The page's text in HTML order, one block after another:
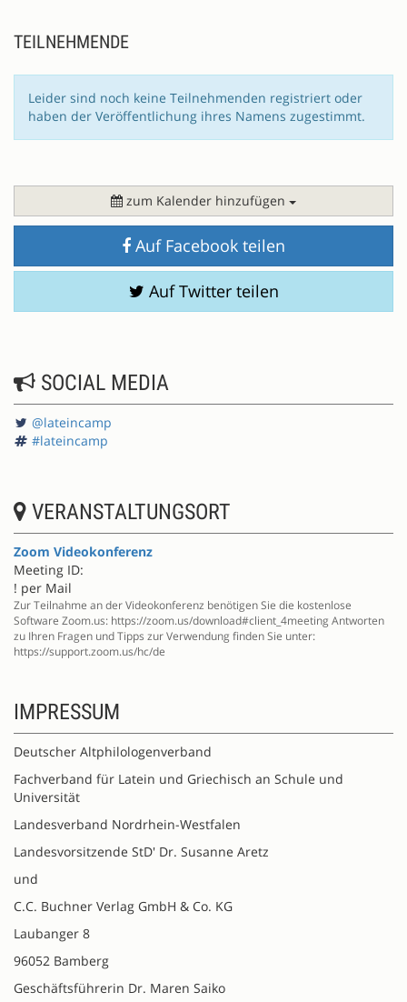
TEILNEHMENDE
Leider sind noch keine Teilnehmenden registriert oder
haben der Veröffentlichung ihres Namens zugestimmt.
zum Kalender hinzufügen
Auf Facebook teilen
Auf Twitter teilen
SOCIAL MEDIA
@lateincamp
#lateincamp
VERANSTALTUNGSORT
Zoom Videokonferenz
Meeting ID:
! per Mail
Zur Teilnahme an der Videokonferenz benötigen Sie die kostenlose
Software Zoom.us: https://zoom.us/download#client_4meeting Antworten
zu Ihren Fragen und Tipps zur Verwendung finden Sie unter:
https://support.zoom.us/hc/de
IMPRESSUM
Deutscher Altphilologenverband
Fachverband für Latein und Griechisch an Schule und
Universität
Landesverband Nordrhein-Westfalen
Landesvorsitzende StD' Dr. Susanne Aretz
und
C.C. Buchner Verlag GmbH & Co. KG
Laubanger 8
96052 Bamberg
Geschäftsführerin Dr. Maren Saiko